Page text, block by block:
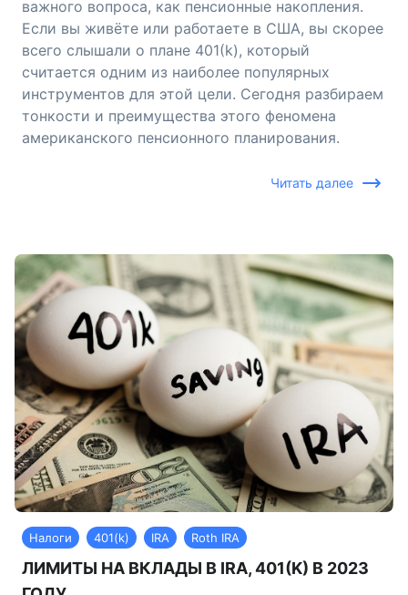
важного вопроса, как пенсионные накопления.
Если вы живёте или работаете в США, вы скорее
всего слышали о плане 401(k), который
считается одним из наиболее популярных
инструментов для этой цели. Сегодня разбираем
тонкости и преимущества этого феномена
американского пенсионного планирования.
Читать далее
Налоги 401(k) IRA Roth IRA
ЛИМИТЫ НА ВКЛАДЫ В IRA, 401(K) В 2023